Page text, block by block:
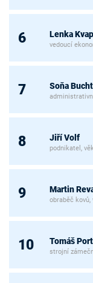
6 Lenka
vedoucí
7 Soňa
8 Jiří Volf
podnikatel,
9 Martin
obraběč kovů,
10 Tomáš Port
strojní